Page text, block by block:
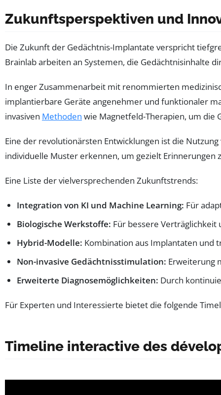
Zukunftsperspektiven und
Die Zukunft der Gedächtnis-Implantate verspricht
Brainlab arbeiten an Systemen, die Gedächtnisinhalte
In enger Zusammenarbeit mit renommierten
implantierbare Geräte angenehmer und funktionaler
invasiven Methoden wie Magnetfeld-Therapien, um die
Eine der revolutionärsten Entwicklungen ist die
individuelle Muster erkennen, um gezielt
Eine Liste der vielversprechenden Zukunftstrends:
Integration von KI und Machine Learning: Für
Biologische Werkstoffe: Für bessere
Hybrid-Modelle: Kombination aus Implantaten und
Non-invasive Gedächtnisstimulation: Erweiterung
Erweiterte Diagnosemöglichkeiten: Durch
Für Experten und Interessierte bietet die folgende
Timeline interactive des